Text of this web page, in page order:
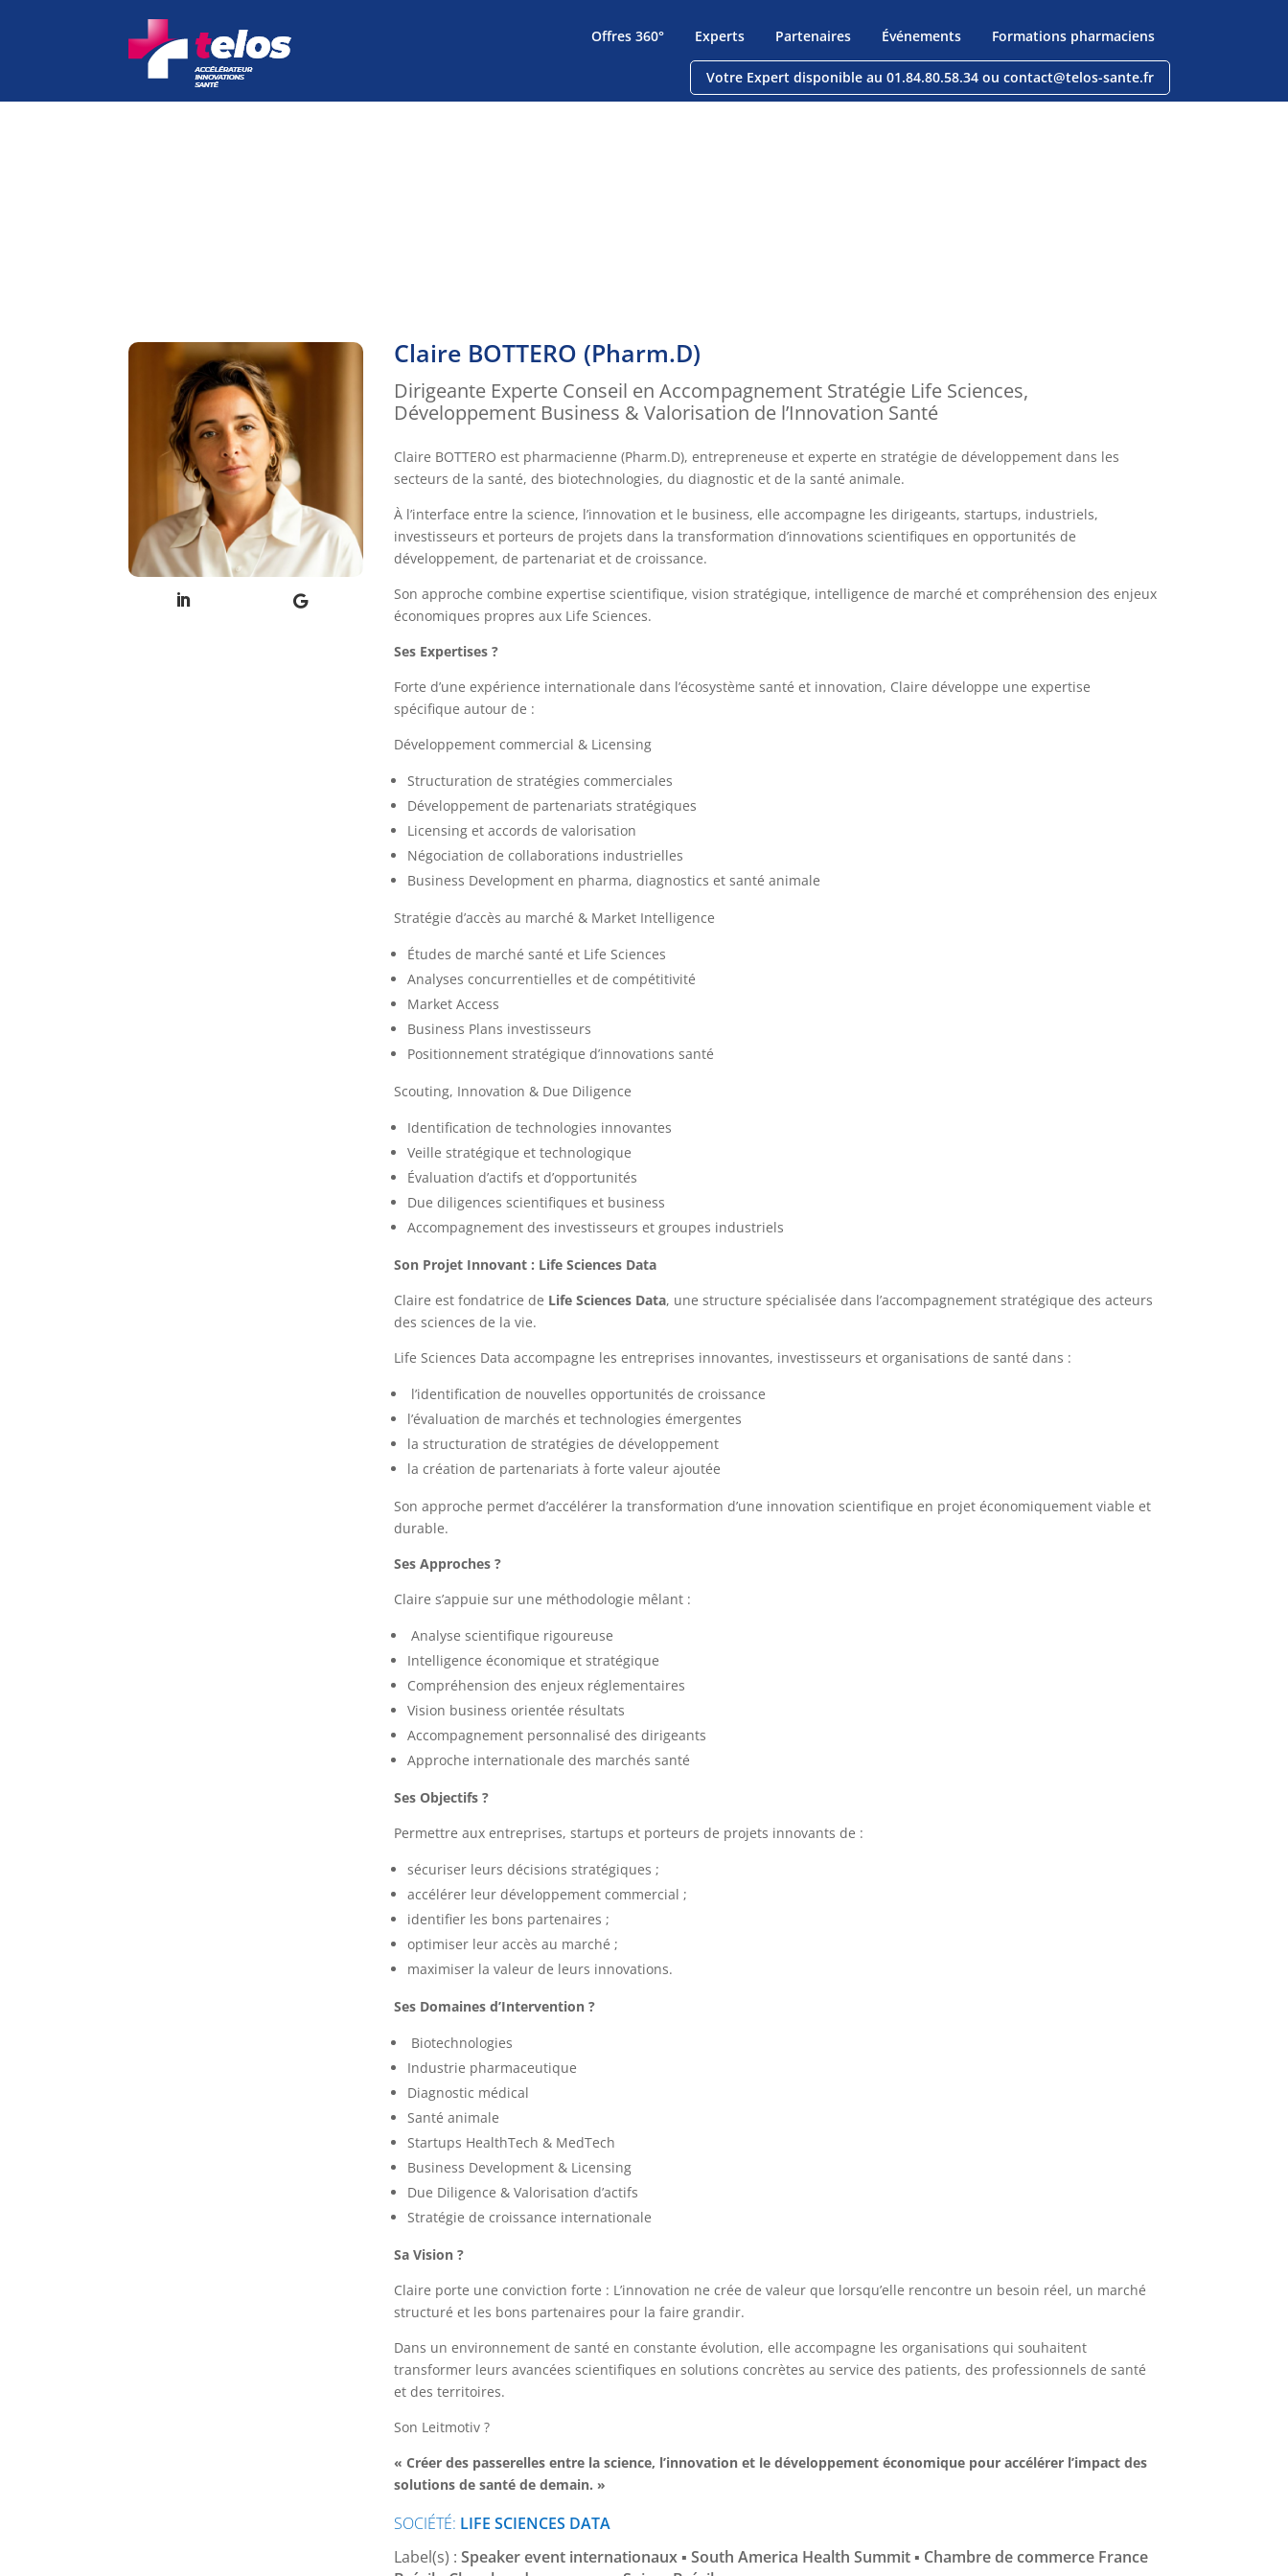
Offres 360° Experts Partenaires Événements Formations pharmaciens
Votre Expert disponible au 01.84.80.58.34 ou contact@telos-sante.fr
Claire BOTTERO (Pharm.D)
Dirigeante Experte Conseil en Accompagnement Stratégie Life Sciences,
Développement Business & Valorisation de l’Innovation Santé
Claire BOTTERO est pharmacienne (Pharm.D), entrepreneuse et experte en stratégie de développement dans les
secteurs de la santé, des biotechnologies, du diagnostic et de la santé animale.
À l’interface entre la science, l’innovation et le business, elle accompagne les dirigeants, startups, industriels,
investisseurs et porteurs de projets dans la transformation d’innovations scientifiques en opportunités de
développement, de partenariat et de croissance.
Son approche combine expertise scientifique, vision stratégique, intelligence de marché et compréhension des enjeux
économiques propres aux Life Sciences.
Ses Expertises ?
Forte d’une expérience internationale dans l’écosystème santé et innovation, Claire développe une expertise
spécifique autour de :
Développement commercial & Licensing
Structuration de stratégies commerciales
Développement de partenariats stratégiques
Licensing et accords de valorisation
Négociation de collaborations industrielles
Business Development en pharma, diagnostics et santé animale
Stratégie d’accès au marché & Market Intelligence
Études de marché santé et Life Sciences
Analyses concurrentielles et de compétitivité
Market Access
Business Plans investisseurs
Positionnement stratégique d’innovations santé
Scouting, Innovation & Due Diligence
Identification de technologies innovantes
Veille stratégique et technologique
Évaluation d’actifs et d’opportunités
Due diligences scientifiques et business
Accompagnement des investisseurs et groupes industriels
Son Projet Innovant : Life Sciences Data
Claire est fondatrice de Life Sciences Data, une structure spécialisée dans l’accompagnement stratégique des acteurs
des sciences de la vie.
Life Sciences Data accompagne les entreprises innovantes, investisseurs et organisations de santé dans :
l’identification de nouvelles opportunités de croissance
l’évaluation de marchés et technologies émergentes
la structuration de stratégies de développement
la création de partenariats à forte valeur ajoutée
Son approche permet d’accélérer la transformation d’une innovation scientifique en projet économiquement viable et
durable.
Ses Approches ?
Claire s’appuie sur une méthodologie mêlant :
Analyse scientifique rigoureuse
Intelligence économique et stratégique
Compréhension des enjeux réglementaires
Vision business orientée résultats
Accompagnement personnalisé des dirigeants
Approche internationale des marchés santé
Ses Objectifs ?
Permettre aux entreprises, startups et porteurs de projets innovants de :
sécuriser leurs décisions stratégiques ;
accélérer leur développement commercial ;
identifier les bons partenaires ;
optimiser leur accès au marché ;
maximiser la valeur de leurs innovations.
Ses Domaines d’Intervention ?
Biotechnologies
Industrie pharmaceutique
Diagnostic médical
Santé animale
Startups HealthTech & MedTech
Business Development & Licensing
Due Diligence & Valorisation d’actifs
Stratégie de croissance internationale
Sa Vision ?
Claire porte une conviction forte : L’innovation ne crée de valeur que lorsqu’elle rencontre un besoin réel, un marché
structuré et les bons partenaires pour la faire grandir.
Dans un environnement de santé en constante évolution, elle accompagne les organisations qui souhaitent
transformer leurs avancées scientifiques en solutions concrètes au service des patients, des professionnels de santé
et des territoires.
Son Leitmotiv ?
« Créer des passerelles entre la science, l’innovation et le développement économique pour accélérer l’impact des
solutions de santé de demain. »
SOCIÉTÉ: LIFE SCIENCES DATA
Label(s) : Speaker event internationaux ▪ South America Health Summit ▪ Chambre de commerce France